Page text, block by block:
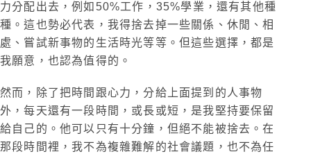
力分配出去，例如50%工作，35%學業，還有其他種
種。這也勢必代表，我得捨去掉一些關係、休閒、相
處、嘗試新事物的生活時光等等。但這些選擇，都是
我願意，也認為值得的。
然而，除了把時間跟心力，分給上面提到的人事物
外，每天還有一段時間，或長或短，是我堅持要保留
給自己的。他可以只有十分鐘，但絕不能被捨去。在
那段時間裡，我不為複雜難解的社會議題，也不為任